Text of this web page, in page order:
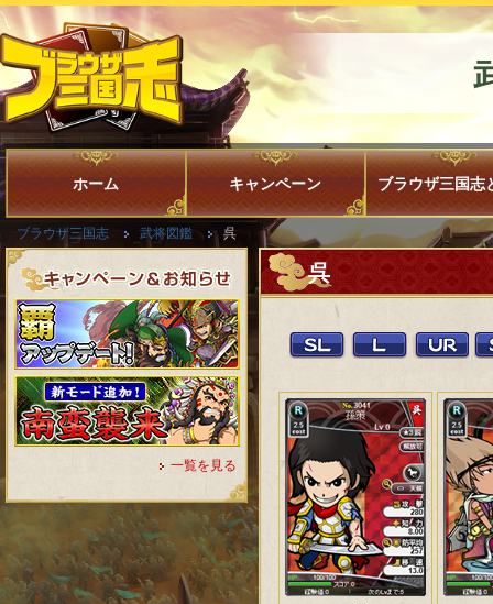
ホーム キャンペーン ブラウザ三国志
ブラウザ三国志 武将図鑑 呉
一覧を見る
呉